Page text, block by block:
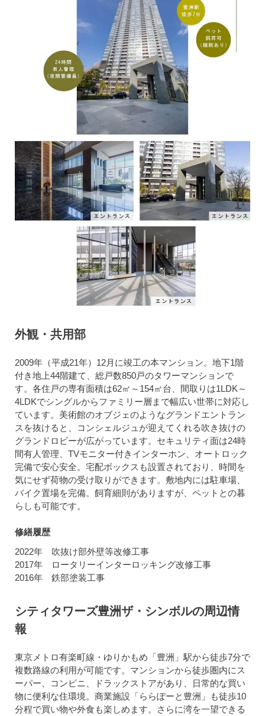
外観・共用部
2009年（平成21年）12月に竣工の本マンション。地下1階
付き地上44階建て、総戸数850戸のタワーマンションで
す。各住戸の専有面積は62㎡～154㎡台、間取りは1LDK～
4LDKでシングルからファミリー層まで幅広い世帯に対応し
ています。美術館のオブジェのようなグランドエントラン
スを抜けると、コンシェルジュが迎えてくれる吹き抜けの
グランドロビーが広がっています。セキュリティ面は24時
間有人管理、TVモニター付きインターホン、オートロック
完備で安心安全。宅配ボックスも設置されており、時間を
気にせず荷物の受け取りができます。敷地内には駐車場、
バイク置場を完備。飼育細則がありますが、ペットとの暮
らしも可能です。
修繕履歴
2022年 吹抜け部外壁等改修工事
2017年 ロータリーインターロッキング改修工事
2016年 鉄部塗装工事
シティタワーズ豊洲ザ・シンボルの周辺情
報
東京メトロ有楽町線・ゆりかもめ「豊洲」駅から徒歩7分で
複数路線の利用が可能です。マンションから徒歩圏内にス
ーパー、コンビニ、ドラックストアがあり、日常的な買い
物に便利な住環境。商業施設「ららぽーと豊洲」も徒歩10
分程で買い物や外食も楽しめます。さらに湾を一望できる